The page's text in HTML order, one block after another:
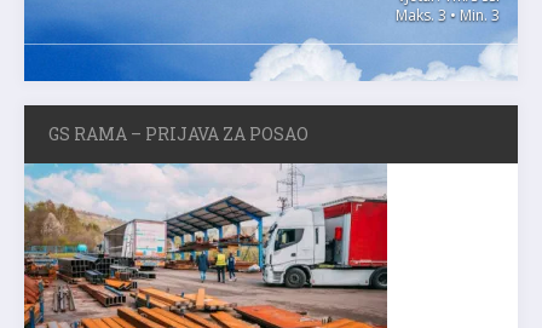
Maks. 3 • Min. 3
GS RAMA – PRIJAVA ZA POSAO